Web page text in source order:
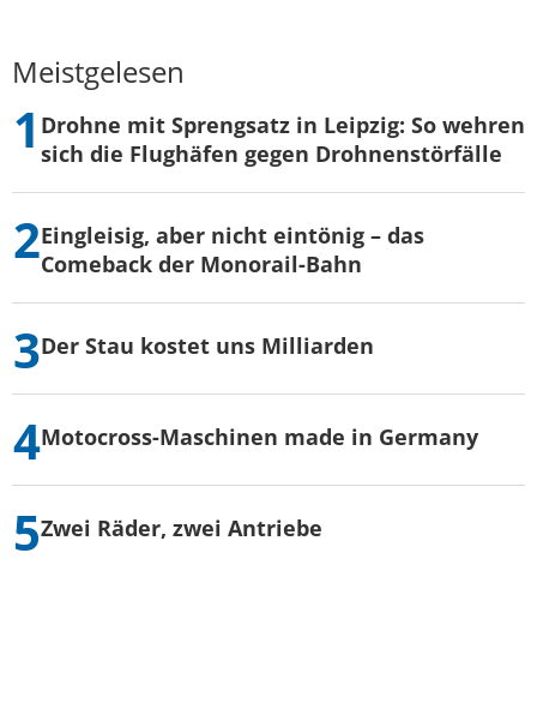
Meistgelesen
Drohne mit Sprengsatz in Leipzig: So wehren
sich die Flughäfen gegen Drohnenstörfälle
Eingleisig, aber nicht eintönig – das
Comeback der Monorail-Bahn
Der Stau kostet uns Milliarden
Motocross-Maschinen made in Germany
Zwei Räder, zwei Antriebe